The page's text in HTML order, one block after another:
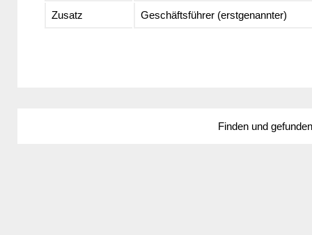
Zusatz Geschäftsführer (erstgenannter)
Finden und